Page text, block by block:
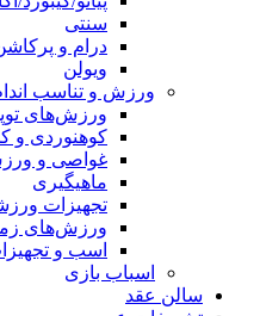
سنتی
درام و
ویولن
ورزش و تناسب
ورزش‌های
کوهنوردی و
غواصی و
ماهیگیری
تجهیزات
ورزش‌های
اسب و
اسباب‌ بازی
سالن عقد